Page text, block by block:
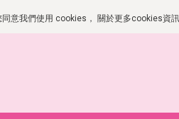
意我們使用 cookies， 關於更多cookies資